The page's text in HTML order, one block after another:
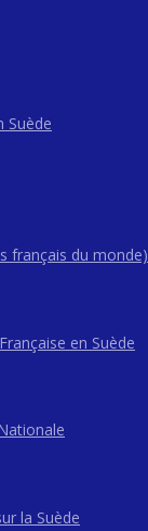
Suède
français du monde)
en Suède
la Suède